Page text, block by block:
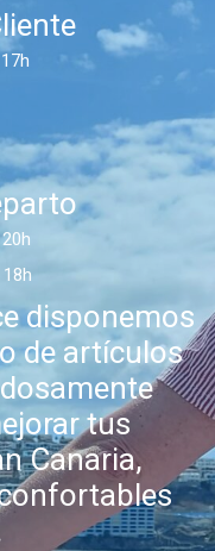
disponemos
de artículos
tus
Canaria,